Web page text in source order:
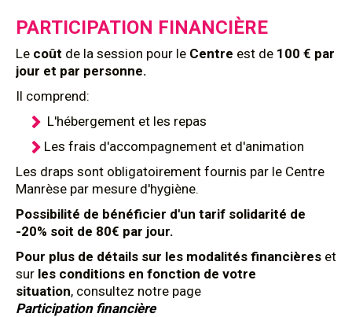
PARTICIPATION FINANCIÈRE
Le coût de la session pour le Centre est de 100 € par
jour et par personne.
Il comprend:
L'hébergement et les repas
Les frais d'accompagnement et d'animation
Les draps sont obligatoirement fournis par le Centre
Manrèse par mesure d'hygiène.
Possibilité de bénéficier d'un tarif solidarité de
-20% soit de 80€ par jour.
Pour plus de détails sur les modalités financières et
sur les conditions en fonction de votre
situation, consultez notre page
Participation financière